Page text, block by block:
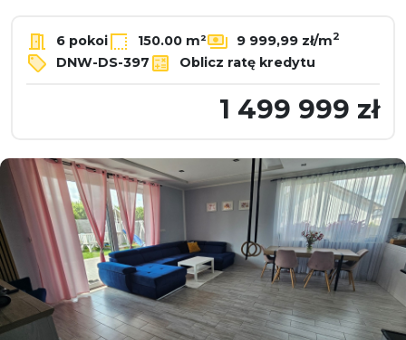
6 pokoi 150.00 m² 9 999,99 zł/m2
DNW-DS-397 Oblicz ratę kredytu
1 499 999 zł